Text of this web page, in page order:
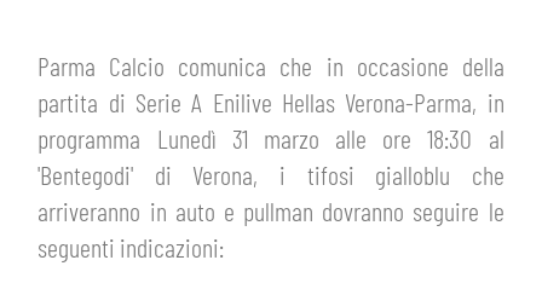
GIOVANILE MASCHILE
GIOVANILE FEMMINILE
FEMMINILE
HOSPITALITY
HOSPITALITY
MUSEUM CLUB EXPERIENCE
BIGLIETTI
ABBONAMENTI
INFO BIGLIETTI
SHOP
Parma Calcio comunica che in occasione della
partita di Serie A Enilive Hellas Verona-Parma, in
programma Lunedì 31 marzo alle ore 18:30 al
'Bentegodi' di Verona, i tifosi gialloblu che
arriveranno in auto e pullman dovranno seguire le
seguenti indicazioni: